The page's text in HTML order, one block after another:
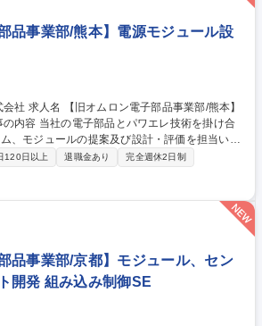
品事業部/熊本】電源モジュール設
部/熊本】
、モジュールの提案及び設計・評価を担当いた
) ■DC-DCコンバータ、充電回路、電源分配・
■自社電子部品(リレー/スイッチ等)を組み込ん
ーデバイス選定、損失・温度・ディレーティン
た回路・実装設計・評価 ■評価結果の分析、設
レンス回路の作成 ■社内外との技術的な連携・
ロン電子部品事業部/熊本】電源モジュール設計
120日以上 退職金あり
完全週休2日制
品事業部/京都】モジュール、セン
開発 組み込み制御SE